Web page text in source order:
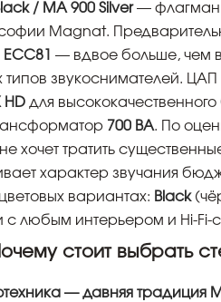
/ MA 900 Silver— флагман
Magnat.
ECC81 — вдвое больше, чем
типов звукоснимателей. ЦАП
HD для
700 ВА. По
хочет тратить
характер звучания
вариантах: Black
с любым интерьером и Hi-Fi-
стоит выбрать
— давняя традиция